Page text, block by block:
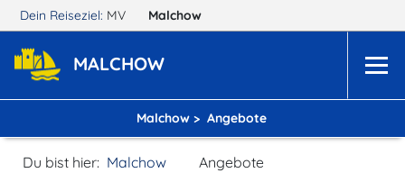
Dein Reiseziel: MV Malchow
MALCHOW
Malchow > Angebote
Du bist hier: Malchow Angebote